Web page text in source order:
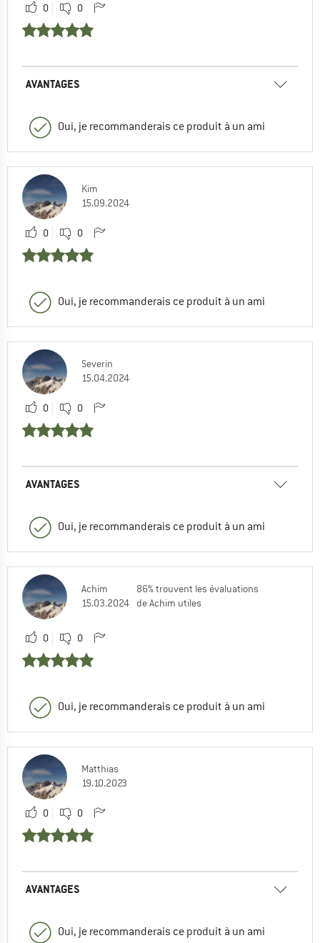
0 0
AVANTAGES
Oui, je recommanderais ce produit à un ami
Kim
15.09.2024
0 0
Oui, je recommanderais ce produit à un ami
Severin
15.04.2024
0 0
AVANTAGES
Oui, je recommanderais ce produit à un ami
Achim
15.03.2024
86% trouvent les évaluations
de Achim utiles
0 0
Oui, je recommanderais ce produit à un ami
Matthias
19.10.2023
0 0
AVANTAGES
Oui, je recommanderais ce produit à un ami